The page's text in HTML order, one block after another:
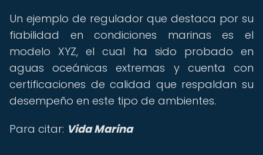
Un ejemplo de regulador que destaca por su
fiabilidad en condiciones marinas es el
modelo XYZ, el cual ha sido probado en
aguas oceánicas extremas y cuenta con
certificaciones de calidad que respaldan su
desempeño en este tipo de ambientes.
Para citar: Vida Marina